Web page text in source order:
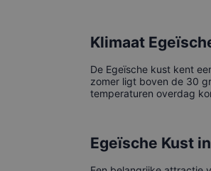
Klimaat
De Egeïsche kust kent
zomer ligt boven de 30
temperaturen overdag
Egeïsche Kust